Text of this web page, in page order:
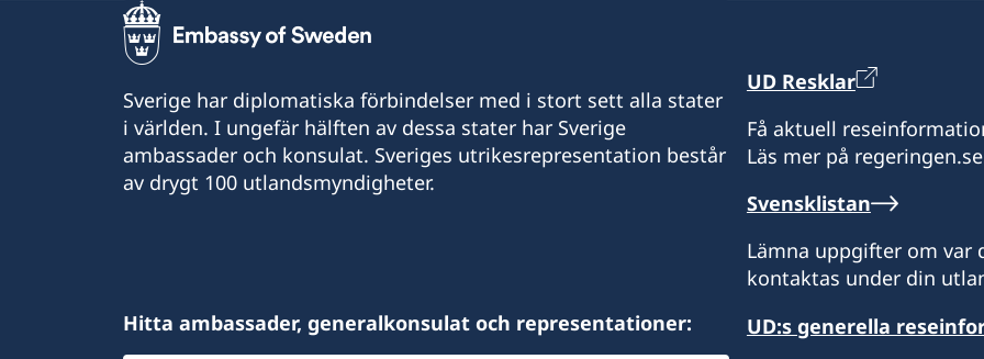
Sverige har diplomatiska förbindelser med i stort sett alla stater
i världen. I ungefär hälften av dessa stater har Sverige
ambassader och konsulat. Sveriges utrikesrepresentation består
av drygt 100 utlandsmyndigheter.
Hitta ambassader, generalkonsulat och representationer:
UD Resklar
Få aktuell
Läs mer på
Svensklistan
Lämna uppgifter om var
kontaktas under din
UD:s generella